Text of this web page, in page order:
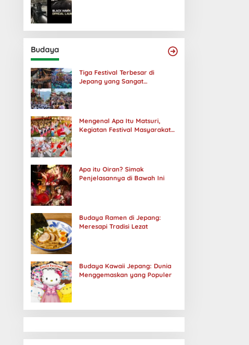
Budaya
Tiga Festival Terbesar di
Jepang yang Sangat
Mengenal Apa Itu Matsuri,
Kegiatan Festival Masyarakat
Apa itu Oiran? Simak
Penjelasannya di Bawah Ini
Budaya Ramen di Jepang:
Meresapi Tradisi Lezat
Budaya Kawaii Jepang: Dunia
Menggemaskan yang Populer